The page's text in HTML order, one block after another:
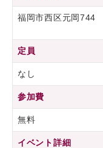
福岡市西区元岡744
定員
なし
参加費
無料
イベント詳細